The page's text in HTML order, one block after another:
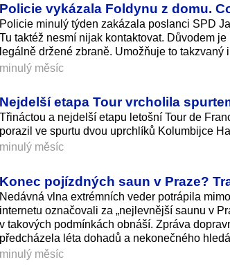
Policie vykázala Foldynu z domu.
Policie minulý týden zakázala poslanci SPD
Tu taktéž nesmí nijak kontaktovat. Důvodem
legálně držené zbraně. Umožňuje to takzvaný
minulý měsíc
Nejdelší etapa Tour vrcholila
Třináctou a nejdelší etapu letošní Tour de
porazil ve spurtu dvou uprchlíků Kolumbijce
minulý měsíc
Konec pojízdných saun v Praze?
Nedávná vlna extrémních veder potrápila
internetu označovali za „nejlevnější saunu v
v takových podmínkách obnáší. Zpráva
předcházela léta dohadů a nekonečného
minulý měsíc